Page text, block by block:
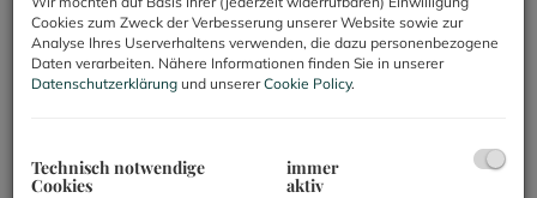
herrschaftlicher Stilaltbauten präsentiert sich
diese außergewöhnliche Altbauresidenz als
wahres Juwel klassischer Wohnkultur.
Deckenhöhen, edle Parkettböden und stilvolle
architektonische Details verbinden sich hier zu
Cookies zum Zweck der Verbesserung unserer Website sowie zur
Analyse Ihres Userverhaltens verwenden, die dazu personenbezogene
Daten verarbeiten. Nähere Informationen finden Sie in unserer
Datenschutzerklärung und unsererCookie Policy.
Technisch notwendige
Cookies
immer
aktiv